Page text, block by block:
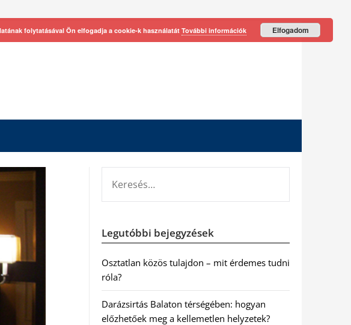
Legutóbbi bejegyzések
Osztatlan közös tulajdon – mit érdemes tudni
róla?
Darázsirtás Balaton térségében: hogyan
előzhetőek meg a kellemetlen helyzetek?
folytatásával Ön elfogadja a cookie-k használatát További információk Elfogadom